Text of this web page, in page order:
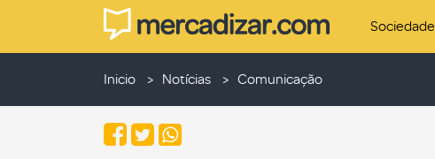
Sociedade
Inicio Notícias Comunicação